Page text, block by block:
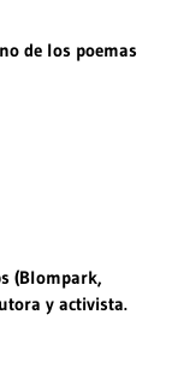
de los poemas
(Blompark,
y activista.